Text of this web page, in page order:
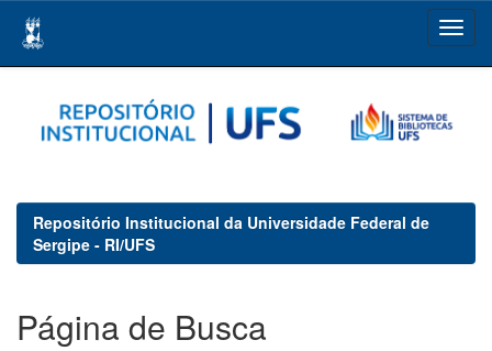
navigation
Repositório Institucional da Universidade Federal de
Sergipe - RI/UFS
Página de Busca